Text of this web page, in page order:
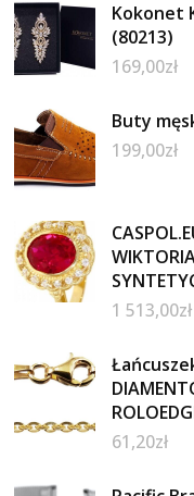
Kokonet
(80213)
169,00zł
Buty
199,00zł
1 513,00zł
61,20zł